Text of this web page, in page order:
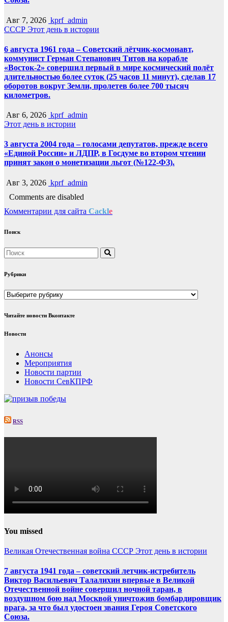
Авг 7, 2026 kprf_admin
СССР Этот день в истории
6 августа 1961 года – Советский лётчик-космонавт,
коммунист Герман Степанович Титов на корабле
«Восток-2» совершил первый в мире космический полёт
длительностью более суток (25 часов 11 минут), сделав 17
оборотов вокруг Земли, пролетев более 700 тысяч
километров.
Авг 6, 2026 kprf_admin
Этот день в истории
3 августа 2004 года – голосами депутатов, прежде всего
«Единой России» и ЛДПР, в Госдуме во втором чтении
принят закон о монетизации льгот (№122-ФЗ).
Авг 3, 2026 kprf_admin
Comments are disabled
Комментарии для сайта Cackle
Поиск
Рубрики
Рубрики
Читайте новости Вконтакте
Новости
Анонсы
Мероприятия
Новости партии
Новости СевКПРФ
RSS
You missed
Великая Отечественная война СССР Этот день в истории
7 августа 1941 года – советский летчик-истребитель
Виктор Васильевич Талалихин впервые в Великой
Отечественной войне совершил ночной таран, в
воздушном бою над Москвой уничтожив бомбардировщик
врага, за что был удостоен звания Героя Советского
Союза.